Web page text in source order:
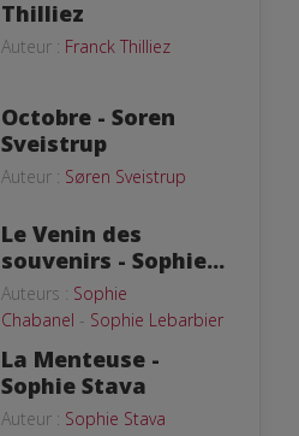
Thilliez
Auteur : Franck Thilliez
Octobre - Soren
Sveistrup
Auteur : Søren Sveistrup
Le Venin des
souvenirs - Sophie...
Auteurs : Sophie
Chabanel - Sophie Lebarbier
La Menteuse -
Sophie Stava
Auteur : Sophie Stava